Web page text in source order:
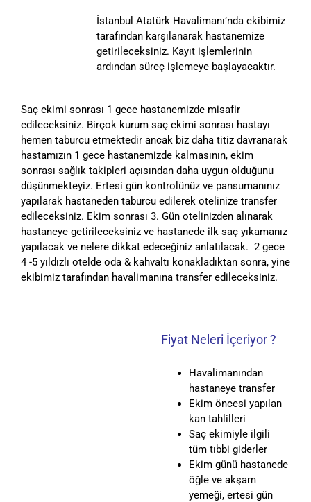
İstanbul Atatürk Havalimanı’nda ekibimiz
tarafından karşılanarak hastanemize
getirileceksiniz. Kayıt işlemlerinin
ardından süreç işlemeye başlayacaktır.
Saç ekimi sonrası 1 gece hastanemizde misafir
edileceksiniz. Birçok kurum saç ekimi sonrası hastayı
hemen taburcu etmektedir ancak biz daha titiz davranarak
hastamızın 1 gece hastanemizde kalmasının, ekim
sonrası sağlık takipleri açısından daha uygun olduğunu
düşünmekteyiz. Ertesi gün kontrolünüz ve pansumanınız
yapılarak hastaneden taburcu edilerek otelinize transfer
edileceksiniz. Ekim sonrası 3. Gün otelinizden alınarak
hastaneye getirileceksiniz ve hastanede ilk saç yıkamanız
yapılacak ve nelere dikkat edeceğiniz anlatılacak. 2 gece
4 -5 yıldızlı otelde oda & kahvaltı konakladıktan sonra, yine
ekibimiz tarafından havalimanına transfer edileceksiniz.
Fiyat Neleri İçeriyor ?
Havalimanından
hastaneye transfer
Ekim öncesi yapılan
kan tahlilleri
Saç ekimiyle ilgili
tüm tıbbi giderler
Ekim günü hastanede
öğle ve akşam
yemeği, ertesi gün